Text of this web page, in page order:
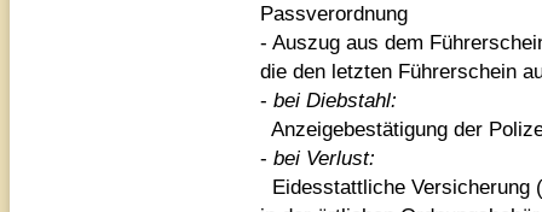
Passverordnung
- Auszug aus dem
die den letzten Führerschein
- bei Diebstahl:
Anzeigebestätigung der
- bei Verlust:
Eidesstattliche Versicherung